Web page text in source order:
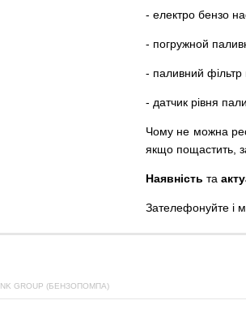
- електро бензо
- погружной
- паливний фільтр
- датчик рівня
Чому не можна
якщо пощастить,
Наявність та
Зателефонуйте і
GROUP (БЕНЗОПОМПА)